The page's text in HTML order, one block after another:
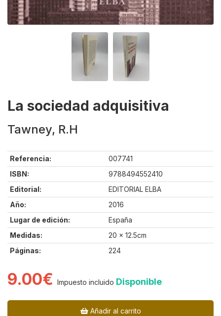
La sociedad adquisitiva
Tawney, R.H
Referencia:
007741
ISBN:
9788494552410
Editorial:
EDITORIAL ELBA
Año:
2016
Lugar de edición:
España
Medidas:
20 x 12.5cm
Páginas:
224
9.00€ Impuesto incluido Disponible
Añadir al carrito